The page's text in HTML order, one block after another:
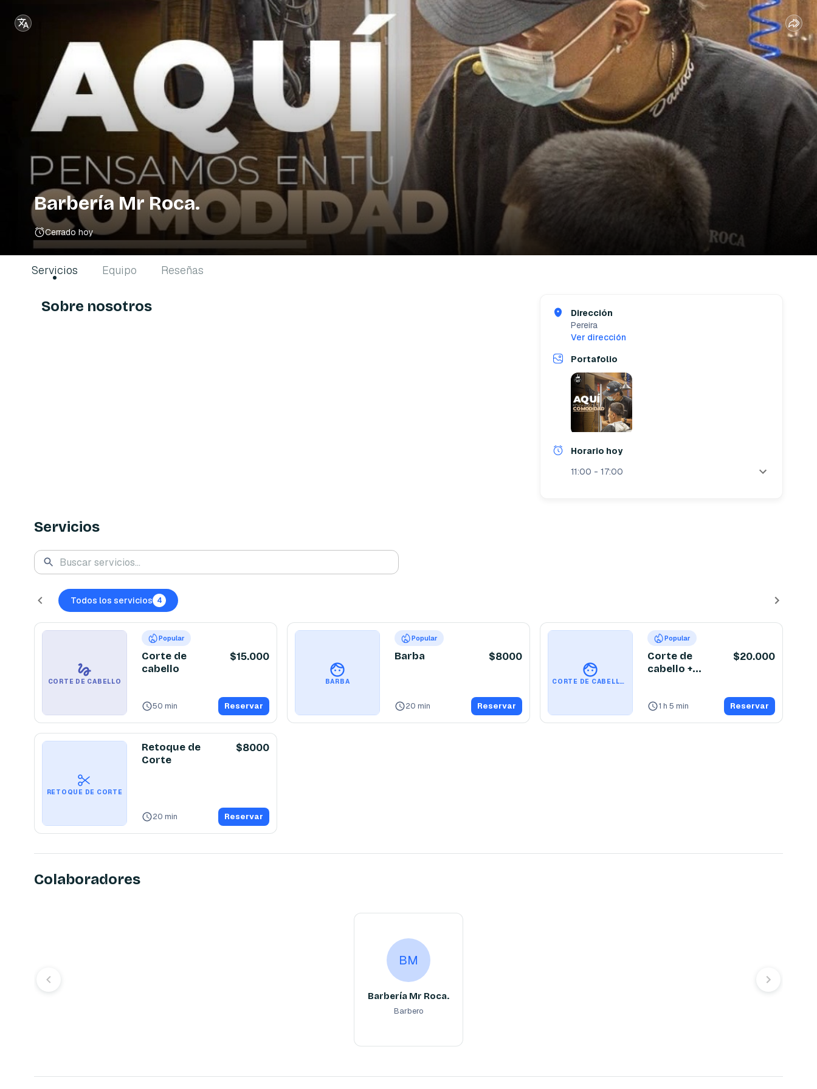
Barbería Mr Roca.
Cerrado hoy
Servicios Equipo Reseñas
Sobre nosotros
Dirección
Pereira
Ver dirección
Portafolio
Horario hoy
11:00 - 17:00
Servicios
Todos los servicios 4
CORTE DE CABELLO
Popular
Corte de
cabello
$15.000
50 min Reservar
BARBA
Popular
Barba $8000
20 min Reservar
CORTE DE CABELLO + BARBA
Popular
Corte de
cabello +
$20.000
1 h 5 min Reservar
RETOQUE DE CORTE
Retoque de
Corte
$8000
20 min Reservar
Colaboradores
BM
Barbería Mr Roca.
Barbero
Barbero